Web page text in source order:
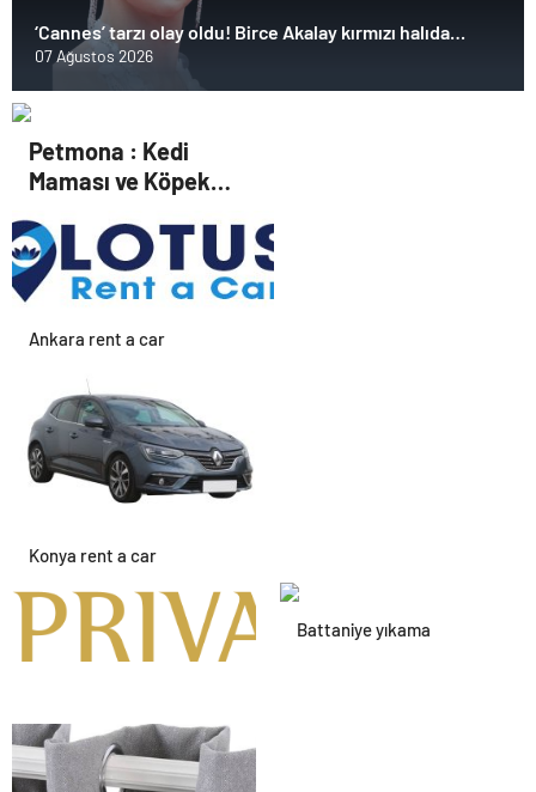
‘Cannes’ tarzı olay oldu! Birce Akalay kırmızı halıda
büyüledi
07 Ağustos 2026
Petmona : Kedi
Maması ve Köpek
Hayvan Ürünleri
Ankara rent a car
Konya rent a car
Alanya havalimanı transfer
Battaniye yıkama